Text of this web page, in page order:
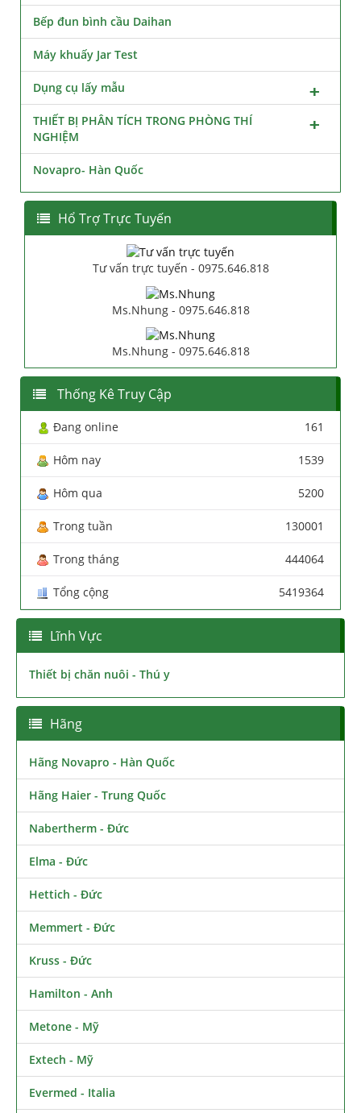
Bếp đun bình cầu Daihan
Máy khuấy Jar Test
Dụng cụ lấy mẫu
THIẾT BỊ PHÂN TÍCH TRONG PHÒNG THÍ
NGHIỆM
Novapro- Hàn Quốc
Hổ Trợ Trực Tuyến
Tư vấn trực tuyến - 0975.646.818
Ms.Nhung - 0975.646.818
Ms.Nhung - 0975.646.818
Thống Kê Truy Cập
Đang online 161
Hôm nay 1539
Hôm qua 5200
Trong tuần 130001
Trong tháng 444064
Tổng cộng 5419364
Lĩnh Vực
Thiết bị chăn nuôi - Thú y
Hãng
Hãng Novapro - Hàn Quốc
Hãng Haier - Trung Quốc
Nabertherm - Đức
Elma - Đức
Hettich - Đức
Memmert - Đức
Kruss - Đức
Hamilton - Anh
Metone - Mỹ
Extech - Mỹ
Evermed - Italia